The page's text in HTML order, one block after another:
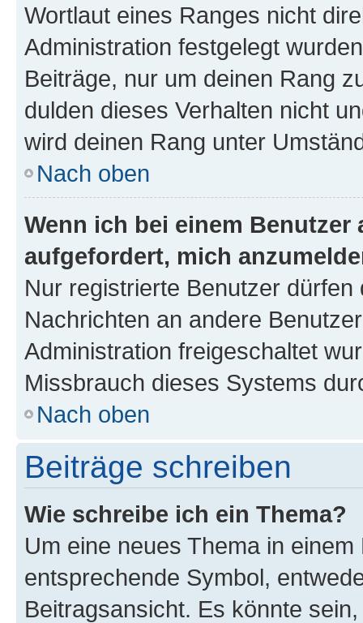
Wortlaut eines Ranges nicht
Administration festgelegt
Beiträge, nur um deinen Rang
dulden dieses Verhalten nicht
wird deinen Rang unter
Nach oben
Wenn ich bei einem
aufgefordert, mich
Nur registrierte Benutzer
Nachrichten an andere
Administration freigeschaltet
Missbrauch dieses Systems
Nach oben
Beiträge schreiben
Wie schreibe ich ein Thema?
Um eine neues Thema in
entsprechende Symbol,
Beitragsansicht. Es könnte